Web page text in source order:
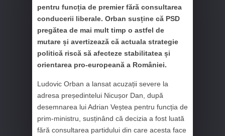
pentru funcția de premier fără consultarea
conducerii liberale. Orban susține că PSD
pregătea de mai mult timp o astfel de
mutare și avertizează că actuala strategie
politică riscă să afecteze stabilitatea și
orientarea pro-europeană a României.
Ludovic Orban a lansat acuzații severe la
adresa președintelui Nicușor Dan, după
desemnarea lui Adrian Veștea pentru funcția de
prim-ministru, susținând că decizia a fost luată
fără consultarea partidului din care acesta face